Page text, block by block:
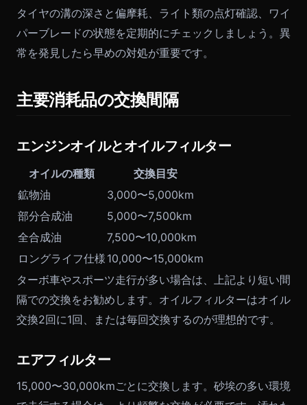
タイヤの溝の深さと偏摩耗、ライト類の点灯確認、ワイ
パーブレードの状態を定期的にチェックしましょう。異
常を発見したら早めの対処が重要です。
主要消耗品の交換間隔
エンジンオイルとオイルフィルター
オイルの種類
交換目安
鉱物油
3,000〜5,000km
部分合成油
5,000〜7,500km
全合成油
7,500〜10,000km
ロングライフ仕様 10,000〜15,000km
ターボ車やスポーツ走行が多い場合は、上記より短い間
隔での交換をお勧めします。オイルフィルターはオイル
交換2回に1回、または毎回交換するのが理想的です。
エアフィルター
15,000〜30,000kmごとに交換します。砂埃の多い環境